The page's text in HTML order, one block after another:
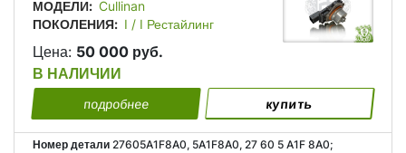
МОДЕЛИ: Cullinan
ПОКОЛЕНИЯ: I / I Рестайлинг
Цена: 50 000 руб.
В НАЛИЧИИ
подробнее купить
Номер детали 27605A1F8A0, 5A1F8A0, 27 60 5 A1F 8A0;